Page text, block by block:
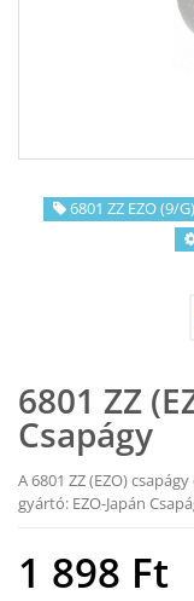
6801 ZZ EZO (9/G)
6801 ZZ
Csapágy
A 6801 ZZ (EZO)
gyártó: EZO-Japán
1 898 Ft